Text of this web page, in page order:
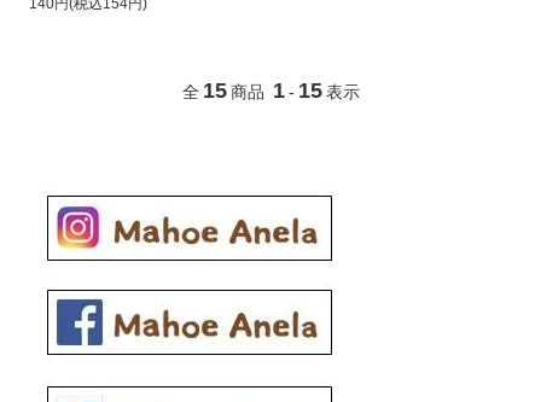
140円(税込154円)
全 15 商品 1 - 15 表示